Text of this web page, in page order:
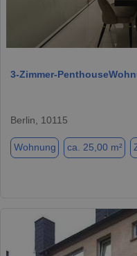
3-Zimmer-
Berlin, 10115
Wohnung ca. 25,00 m²